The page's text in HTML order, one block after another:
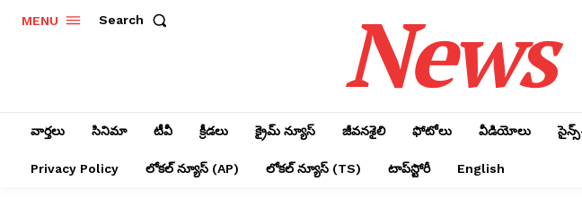
MENU Search
వార్తలు సినిమా టీవీ క్రీడలు క్రైమ్ న్యూస్‌ జీవనశైలి ఫోటోలు వీడియోలు
Privacy Policy లోక‌ల్ న్యూస్‌ (AP) లోక‌ల్ న్యూస్‌ (TS) టాప్‌స్టోరీ English